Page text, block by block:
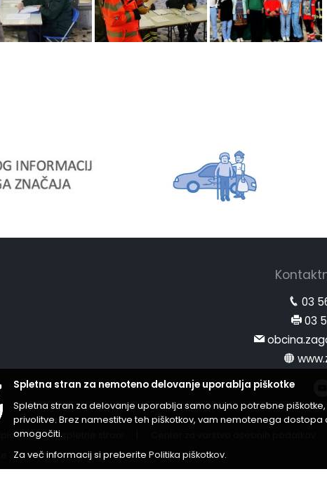
03
03
Splošni pogoji spletne strani
Spletna stran za nemoteno delovanje uporablja piškotke
Spletna stran za delovanje uporablja samo nujno potrebne
privolitve. Brez namestitve teh piškotkov, vam nemotenega
omogočiti.
Za več informacij si preberite Politika piškotkov.